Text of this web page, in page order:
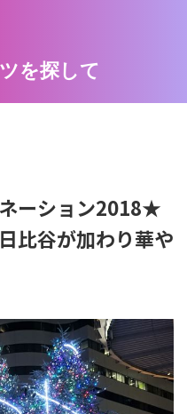
を探して
ーション2018★
比谷が加わり華や